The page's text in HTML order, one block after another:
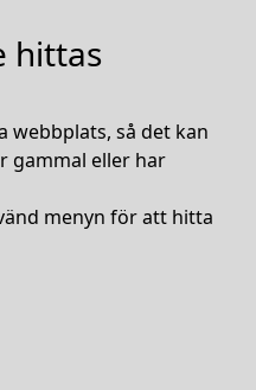
hittas
webbplats, så det kan
gammal eller har
menyn för att hitta